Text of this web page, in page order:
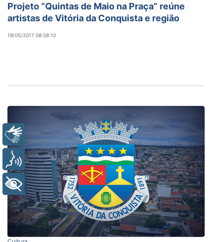
Projeto “Quintas de Maio na Praça” reúne
artistas de Vitória da Conquista e região
19/05/2017 08:58:10
Libras
Voz
+ Acessibilidade